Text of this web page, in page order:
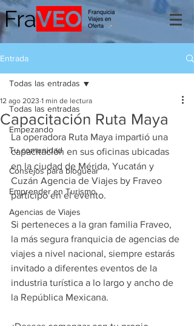
Entrada
Todas las entradas
Empezando
Tu comunidad
Consejos para bloguear
Emprender en Turismo
Agencias de Viajes
Todas las entradas
Capacitación Ruta Maya
12 ago 2023 1 min de lectura
La operadora Ruta Maya impartió una
capacitación en sus oficinas ubicadas
en la ciudad de Mérida, Yucatán y
Cuzán Agencia de Viajes by Fraveo
participó en el evento.
Si perteneces a la gran familia Fraveo,
la más segura franquicia de agencias de
viajes a nivel nacional, siempre estarás
invitado a diferentes eventos de la
industria turística a lo largo y ancho de
la República Mexicana.